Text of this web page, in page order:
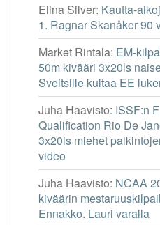
Elina Silver: Kautta-
1. Ragnar Skanåker 90
Market Rintala: EM-
50m kivääri 3x20ls
Sveitsille kultaa EE
Juha Haavisto: ISSF:n
Qualification Rio De
3x20ls miehet
video
Juha Haavisto: NCAA
kiväärin
Ennakko. Lauri varalla